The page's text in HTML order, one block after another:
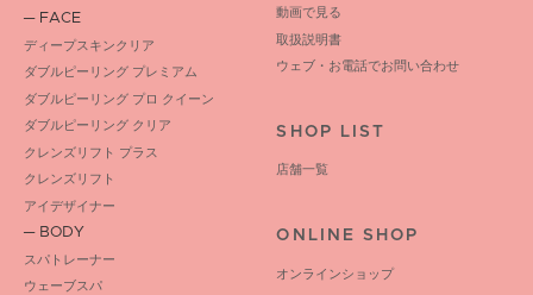
─ FACE
ディープスキンクリア
ダブルピーリング プレミアム
ダブルピーリング プロ クイーン
ダブルピーリング クリア
クレンズリフト プラス
クレンズリフト
アイデザイナー
─ BODY
スパトレーナー
ウェーブスパ
動画で見る
取扱説明書
ウェブ・お電話でお問い合わせ
SHOP LIST
店舗一覧
ONLINE SHOP
オンラインショップ